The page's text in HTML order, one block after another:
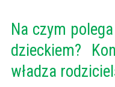
Na czym
dzieckiem?
władza